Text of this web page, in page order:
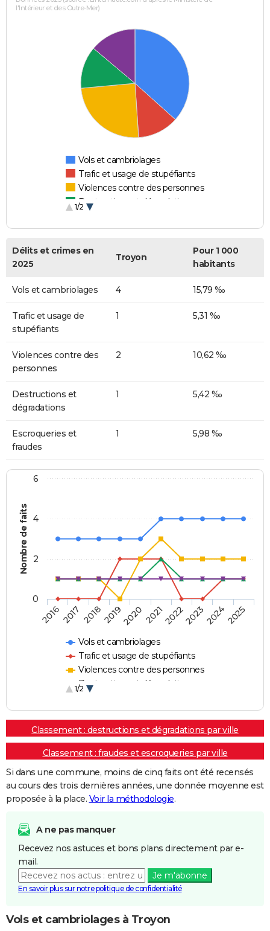
l'Intérieur et des Outre-Mer)
Vols et cambriolages
Trafic et usage de stupéfiants
Violences contre des personnes
Destructions et dégradations
1/2
Délits et crimes en
2025
Troyon
Pour 1 000
habitants
Vols et cambriolages 4 15,79 ‰
Trafic et usage de
stupéfiants
1 5,31 ‰
Violences contre des
personnes
2 10,62 ‰
Destructions et
dégradations
1 5,42 ‰
Escroqueries et
fraudes
1 5,98 ‰
Nombre de faits
Vols et cambriolages
Trafic et usage de stupéfiants
Violences contre des personnes
Destructions et dégradations
1/2
20162017 20182019202020212022202320242025
0
2
4
6
Classement : destructions et dégradations par ville
Classement : fraudes et escroqueries par ville
Si dans une commune, moins de cinq faits ont été recensés
au cours des trois dernières années, une donnée moyenne est
proposée à la place. Voir la méthodologie.
A ne pas manquer
Recevez nos astuces et bons plans directement par e-
mail.
Je m'abonne
En savoir plus sur notre politique de confidentialité
Vols et cambriolages à Troyon